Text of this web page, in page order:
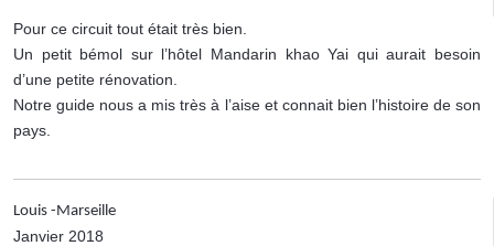
Pour ce circuit tout était très bien.
Un petit bémol sur l’hôtel Mandarin khao Yai qui aurait besoin
d’une petite rénovation.
Notre guide nous a mis très à l’aise et connait bien l’histoire de son
pays.
Louis -Marseille
Janvier 2018